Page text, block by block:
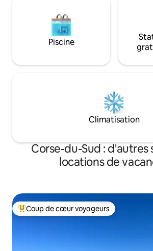
Piscine
Climatisation
Corse-du-Sud : d'autres
locations de
Coups de cœur voyageurs les plus
Coup de cœur voyageurs